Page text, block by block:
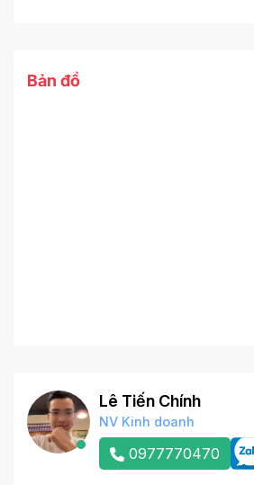
Bản đồ
Lê Tiến Chính
NV Kinh doanh
0977770470